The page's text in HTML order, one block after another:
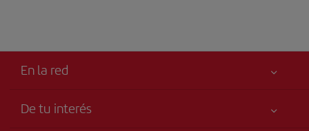
En la red
De tu interés